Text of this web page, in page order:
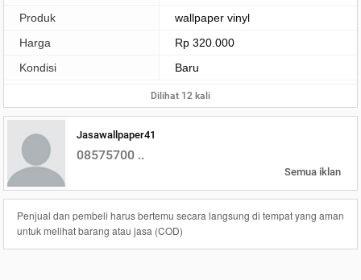
Produk
wallpaper vinyl
Harga
Rp 320.000
Kondisi
Baru
Dilihat 12 kali
Jasawallpaper41
08575700 ..
Semua iklan
Penjual dan pembeli harus bertemu secara langsung di tempat yang aman
untuk melihat barang atau jasa (COD)